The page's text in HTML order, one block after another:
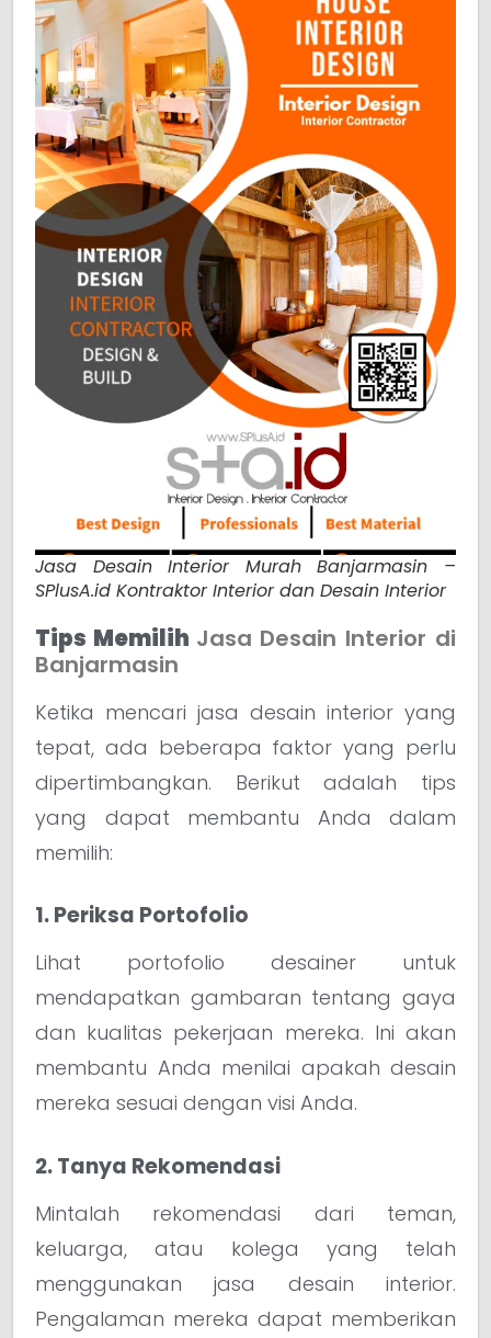
Jasa Desain Interior Murah Banjarmasin –
SPlusA.id Kontraktor Interior dan Desain Interior
Tips Memilih Jasa Desain Interior di
Banjarmasin
Ketika mencari jasa desain interior yang
tepat, ada beberapa faktor yang perlu
dipertimbangkan. Berikut adalah tips
yang dapat membantu Anda dalam
memilih:
1. Periksa Portofolio
Lihat portofolio desainer untuk
mendapatkan gambaran tentang gaya
dan kualitas pekerjaan mereka. Ini akan
membantu Anda menilai apakah desain
mereka sesuai dengan visi Anda.
2. Tanya Rekomendasi
Mintalah rekomendasi dari teman,
keluarga, atau kolega yang telah
menggunakan jasa desain interior.
Pengalaman mereka dapat memberikan